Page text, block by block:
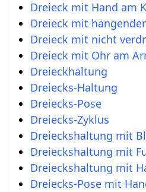
Dreieck mit Hand am
Dreieck mit
Dreieck mit nicht
Dreieck mit Ohr am
Dreieckhaltung
Dreiecks-Haltung
Dreiecks-Pose
Dreiecks-Zyklus
Dreieckshaltung mit
Dreieckshaltung mit
Dreieckshaltung mit
Dreiecks-Pose mit